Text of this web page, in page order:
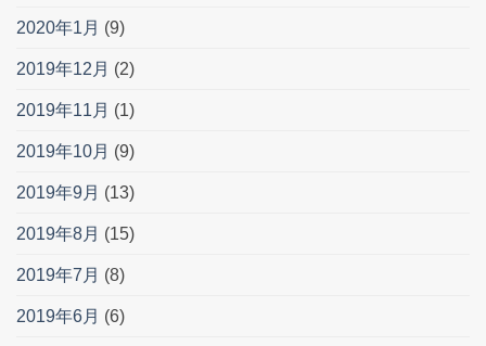
2020年1月 (9)
2019年12月 (2)
2019年11月 (1)
2019年10月 (9)
2019年9月 (13)
2019年8月 (15)
2019年7月 (8)
2019年6月 (6)